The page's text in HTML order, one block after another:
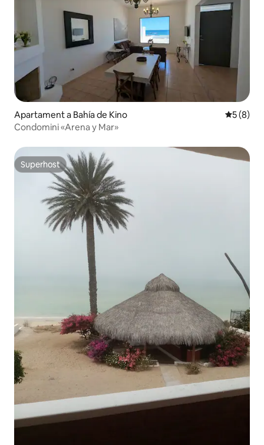
Apartament a Bahía de Kino 5 de
5 (8)
Condomini «Arena y Mar»
Superhost
Superhost